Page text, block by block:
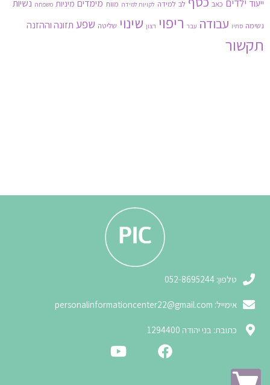
ייעוד ילדים כאב לב למידה לקויות למידה מוות מימדים מיניות משפחה נשיות
נשימה סתיו עבודה עבר ריפוי רצון שינוי שליטה שפע תזונה וההזנה
תקשור
טלפון: 052-8695244
אימייל: personalinformationcenter22@gmail.com
כתובת: בני יהודה 1294400